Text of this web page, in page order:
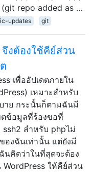
repo added as …
updates git
จึงต้องใช้คีย์ส่วน
เพื่ออัปเดตภายใน
เหมาะสำหรับ
าย กระนั้นก็ตามฉันมี
ข้อมูลที่ร้องขอที่
สำหรับ phpไม่
องฉันเท่านั้น แต่ยังมี
นคิดว่าในที่สุดจะต้อง
ให้คีย์ส่วน